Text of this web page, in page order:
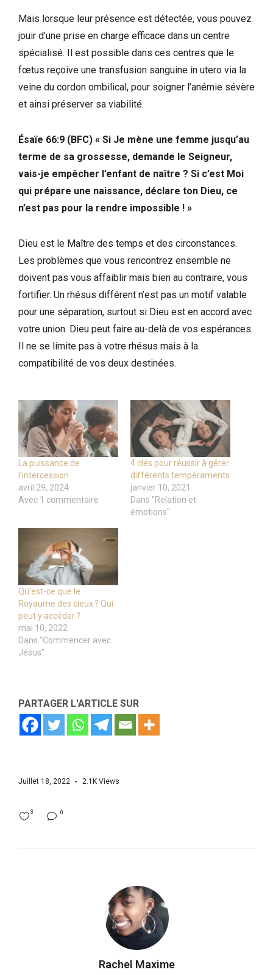
Mais lorsque leur présence est détectée, vous pouvez
jouir d’une prise en charge efficace dans un centre
spécialisé. Il est possible dans ces centres que le
fœtus reçoive une transfusion sanguine in utero via la
veine du cordon ombilical, pour soigner l’anémie sévère
et ainsi préserver sa viabilité.
Ésaïe 66:9 (BFC) « Si Je mène une femme jusqu’au
terme de sa grossesse, demande le Seigneur,
vais-je empêcher l’enfant de naître ? Si c’est Moi
qui prépare une naissance, déclare ton Dieu, ce
n’est pas pour la rendre impossible ! »
Dieu est le Maître des temps et des circonstances.
Les problèmes que vous rencontrez ensemble ne
doivent pas vous affaiblir mais bien au contraire, vous
fortifier. Un rhésus différent n’est pas un motif valable
pour une séparation, surtout si Dieu est en accord avec
votre union. Dieu peut faire au-delà de vos espérances.
Il ne se limite pas à votre rhésus mais à la
compatibilité de vos deux destinées.
La puissance de
l’intercession
avril 29, 2024
Avec 1 commentaire
4 clés pour réussir à gérer
différents tempéraments
janvier 10, 2021
Dans "Relation et
émotions"
Qu’est-ce que le
Royaume des cieux ? Qui
peut y accéder ?
mai 10, 2022
Dans "Commencer avec
Jésus"
PARTAGER L'ARTICLE SUR
Juillet 18, 2022 2.1K Views
0
3
Rachel Maxime